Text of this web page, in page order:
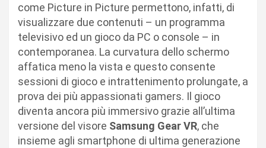
come Picture in Picture permettono, infatti, di
visualizzare due contenuti – un programma
televisivo ed un gioco da PC o console – in
contemporanea. La curvatura dello schermo
affatica meno la vista e questo consente
sessioni di gioco e intrattenimento prolungate, a
prova dei più appassionati gamers. Il gioco
diventa ancora più immersivo grazie all’ultima
versione del visore Samsung Gear VR, che
insieme agli smartphone di ultima generazione